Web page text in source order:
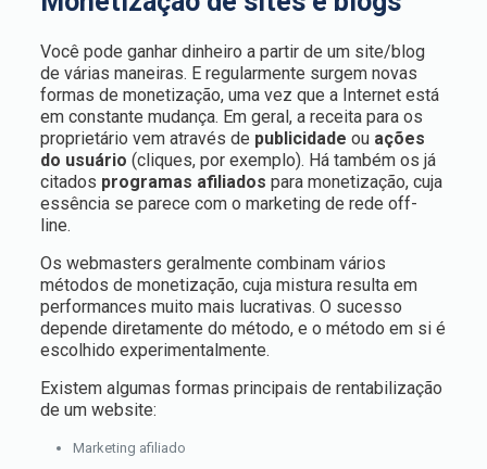
Você pode ganhar dinheiro a partir de um site/blog
de várias maneiras. E regularmente surgem novas
formas de monetização, uma vez que a Internet está
em constante mudança. Em geral, a receita para os
proprietário vem através de publicidade ou ações
do usuário (cliques, por exemplo). Há também os já
citados programas afiliados para monetização, cuja
essência se parece com o marketing de rede off-
line.
Os webmasters geralmente combinam vários
métodos de monetização, cuja mistura resulta em
performances muito mais lucrativas. O sucesso
depende diretamente do método, e o método em si é
escolhido experimentalmente.
Existem algumas formas principais de rentabilização
de um website:
Marketing afiliado